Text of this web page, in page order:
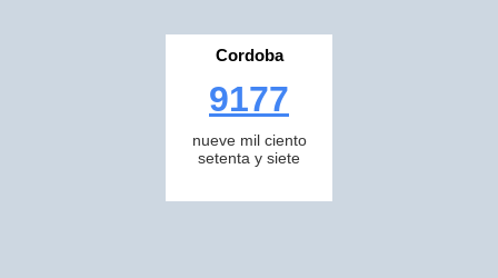
Cordoba
9177
nueve mil ciento
setenta y siete